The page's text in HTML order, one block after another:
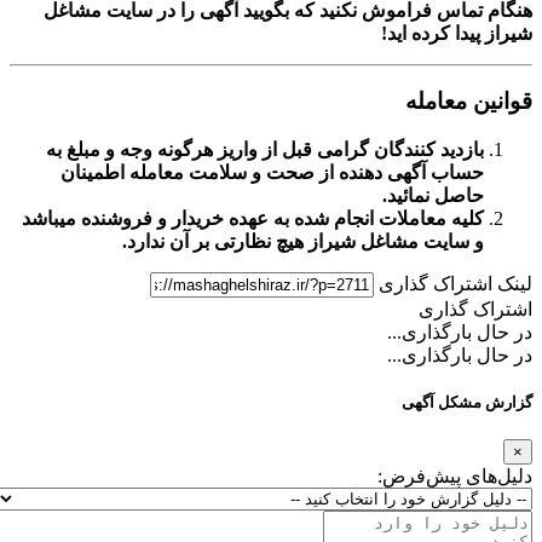
فراموش نکنید که بگویید آگهی را درسایت مشاغل
کرده اید!
کنندگان گرامی قبل از واریز هرگونه وجه و مبلغ به
آگهی دهنده از صحت و سلامت معامله اطمینان
نمائید.
معاملات انجام شده به عهده خریدار و فروشنده میباشد
سایت مشاغل شیرازهیچ نظارتی بر آن ندارد.
گذاری
آگهی
پیش‌فرض: